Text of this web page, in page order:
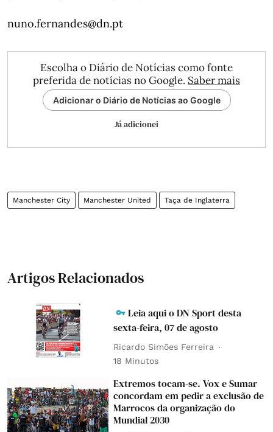
nuno.fernandes@dn.pt
Escolha o Diário de Notícias como fonte
preferida de notícias no Google. Saber mais
Adicionar o Diário de Notícias ao Google
Já adicionei
Manchester City Manchester United Taça de Inglaterra
Artigos Relacionados
Leia aqui o DN Sport desta
sexta-feira, 07 de agosto
Ricardo Simões Ferreira
18 Minutos
Extremos tocam-se. Vox e Sumar
concordam em pedir a exclusão de
Marrocos da organização do
Mundial 2030